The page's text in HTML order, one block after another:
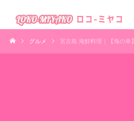
グルメ 宮古島 海鮮料理｜【海の幸】